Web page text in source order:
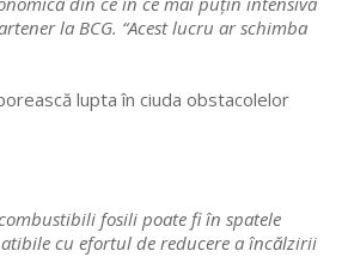
la BCG. “Acest lucru ar schimba
lupta în ciuda obstacolelor
fosili poate fi în spatele
cu efortul de reducere a încălzirii